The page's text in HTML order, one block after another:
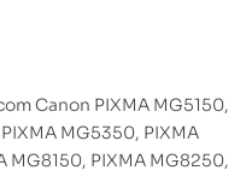
Canon PIXMA MG5150,
MG5350, PIXMA
MG8150, PIXMA MG8250,